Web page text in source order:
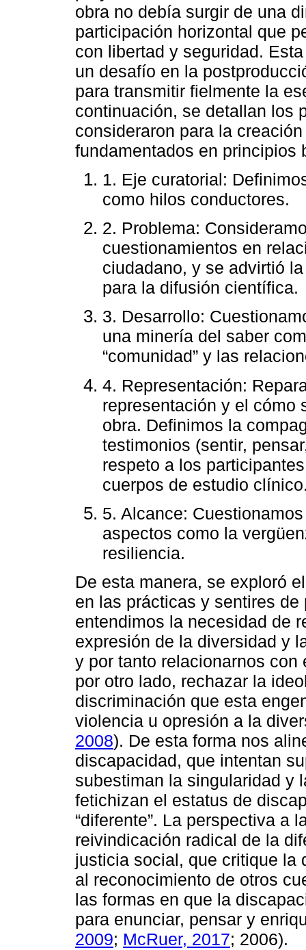
obra no debía surgir de una
participación horizontal que
con libertad y seguridad.
un desafío en la
para transmitir fielmente la
continuación, se detallan los
consideraron para la
fundamentados en principios
1. Eje curatorial:
como hilos conductores.
2. Problema:
cuestionamientos en
ciudadano, y se advirtió
para la difusión científica.
3. Desarrollo:
una minería del saber
“comunidad” y las
4. Representación:
representación y el cómo
obra. Definimos la
testimonios (sentir,
respeto a los
cuerpos de estudio
5. Alcance:
aspectos como la
resiliencia.
De esta manera, se exploró
en las prácticas y sentires
entendimos la necesidad de
expresión de la diversidad y
y por tanto relacionarnos
por otro lado, rechazar la
discriminación que esta
violencia u opresión a la
2008). De esta forma nos
discapacidad, que intentan
subestiman la singularidad y
fetichizan el estatus de
“diferente”. La perspectiva a
reivindicación radical de la
justicia social, que critique la
al reconocimiento de otros
las formas en que la
para enunciar, pensar y
2009; McRuer, 2017; 2006).